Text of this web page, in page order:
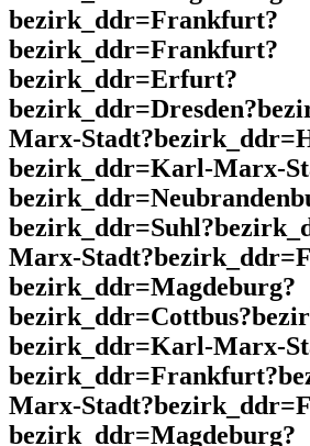
bezirk_ddr=Frankfurt?
bezirk_ddr=Frankfurt?
bezirk_ddr=Erfurt?
Marx-
bezirk_ddr=Karl-Marx-
Marx-
bezirk_ddr=Magdeburg?
bezirk_ddr=Karl-Marx-
Marx-
bezirk_ddr=Magdeburg?